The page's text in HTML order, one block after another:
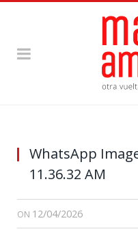
WhatsApp
11.36.32 AM
ON 12/04/2026